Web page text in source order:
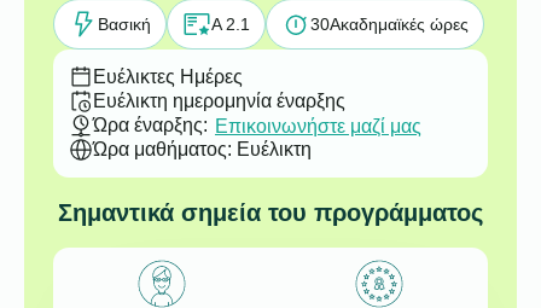
Βασική A 2.1 30Ακαδημαϊκές ώρες
Ευέλικτες Ημέρες
Ευέλικτη ημερομηνία έναρξης
Ώρα έναρξης: Επικοινωνήστε μαζί μας
Ώρα μαθήματος: Ευέλικτη
Σημαντικά σημεία του προγράμματος